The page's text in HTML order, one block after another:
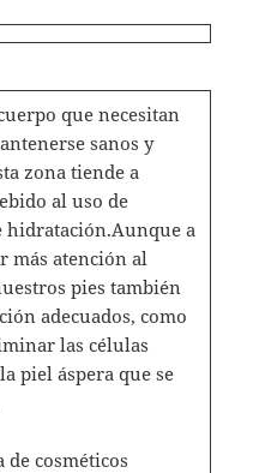
que necesitan
sanos y
zona tiende a
al uso de
hidratación.Aunque a
más atención al
pies también
adecuados, como
las células
piel áspera que se
de cosméticos